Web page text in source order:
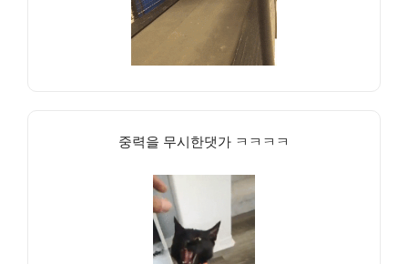
중력을 무시한댓가 ㅋㅋㅋㅋ